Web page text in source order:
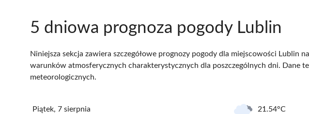
5 dniowa prognoza pogody Lublin
Niniejsza sekcja zawiera szczegółowe prognozy pogody dla miejscowości
warunków atmosferycznych charakterystycznych dla poszczególnych dni. Dane
meteorologicznych.
Piątek, 7 sierpnia 21.54°C